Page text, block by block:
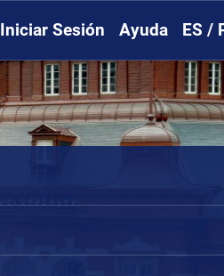
Iniciar Sesión Ayuda ES /